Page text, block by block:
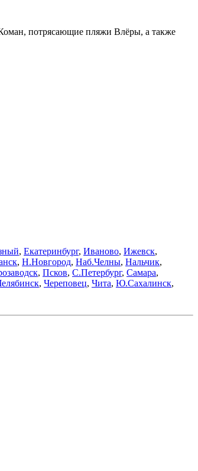
потрясающие пляжи Влёры, а также
, Екатеринбург, Иваново, Ижевск,
, Н.Новгород, Наб.Челны, Нальчик,
, Псков, С.Петербург, Самара,
, Череповец, Чита, Ю.Сахалинск,